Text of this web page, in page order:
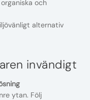
och
alternativ
invändigt
ytan. Följ